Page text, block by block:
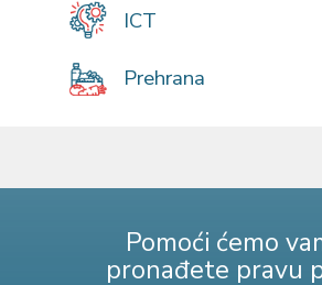
ICT
Prehrana
Pomoći ćemo
pronađete pravu